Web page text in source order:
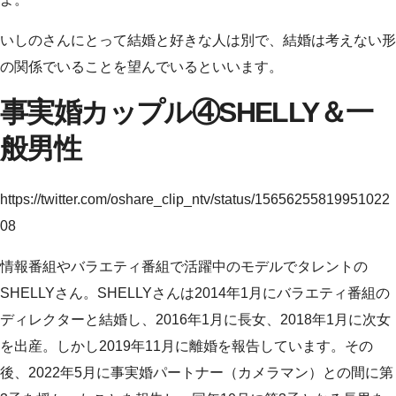
いしのさんにとって結婚と好きな人は別で、結婚は考えない形
の関係でいることを望んでいるといいます。
事実婚カップル④SHELLY＆一
般男性
https://twitter.com/oshare_clip_ntv/status/15656255819951022
08
情報番組やバラエティ番組で活躍中のモデルでタレントの
SHELLYさん。SHELLYさんは2014年1月にバラエティ番組の
ディレクターと結婚し、2016年1月に長女、2018年1月に次女
を出産。しかし2019年11月に離婚を報告しています。その
後、2022年5月に事実婚パートナー（カメラマン）との間に第